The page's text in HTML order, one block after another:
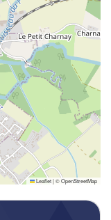
Leaflet|©OpenStreetMap